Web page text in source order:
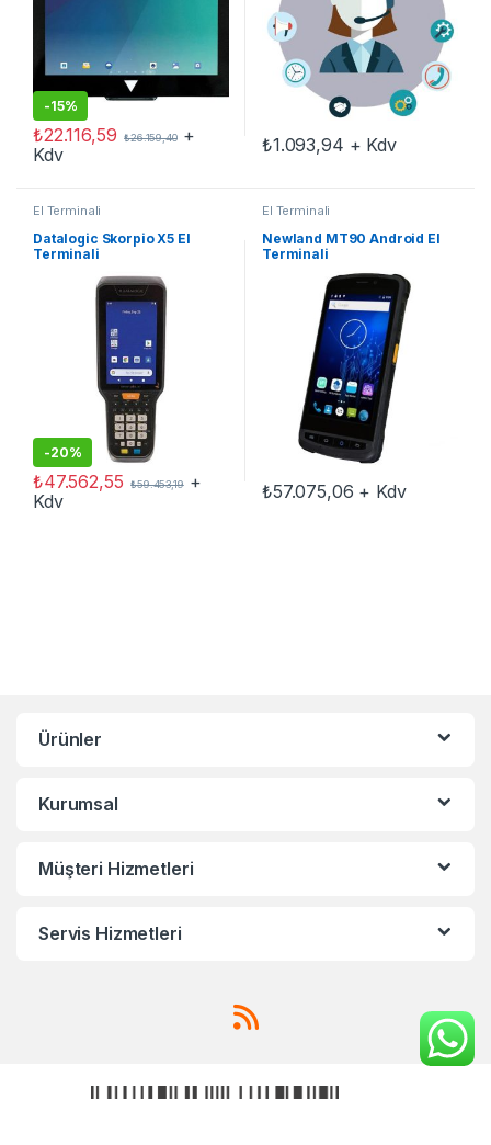
-15%
₺22.116,59 ₺26.159,40+
Kdv
₺1.093,94 + Kdv
El Terminali
Datalogic Skorpio X5 El
Terminali
-20%
₺47.562,55 ₺59.453,19+
Kdv
El Terminali
Newland MT90 Android El
Terminali
₺57.075,06 + Kdv
Ürünler
Kurumsal
Müşteri Hizmetleri
Servis Hizmetleri